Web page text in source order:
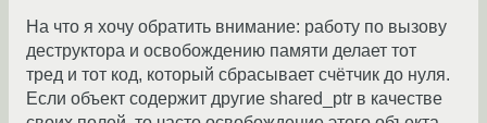
На что я хочу обратить внимание: работу по вызову
деструктора и освобождению памяти делает тот
тред и тот код, который сбрасывает счётчик до нуля.
Если объект содержит другие shared_ptr в качестве